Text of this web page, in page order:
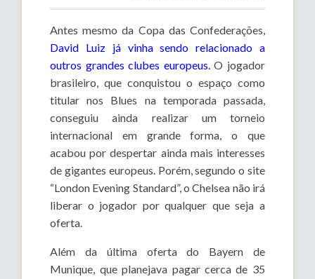
Antes mesmo da Copa das Confederações,
David Luiz já vinha sendo relacionado a
outros grandes clubes europeus.O jogador
brasileiro, que conquistou o espaço como
titular nos Blues na temporada passada,
conseguiu ainda realizar um torneio
internacional em grande forma, o que
acabou por despertar ainda mais interesses
de gigantes europeus. Porém, segundo o site
“London Evening Standard”, o Chelsea não irá
liberar o jogador por qualquer que seja a
oferta.
Além da última oferta do Bayern de
Munique, que planejava pagar cerca de 35